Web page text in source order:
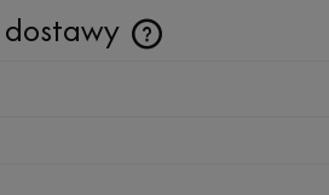
dostawy